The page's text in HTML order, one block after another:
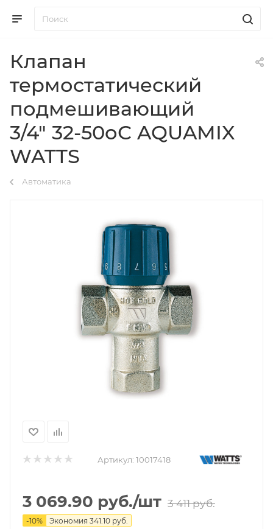
Клапан
термостатический
подмешивающий
3/4" 32-50оС AQUAMIX
WATTS
Автоматика
Артикул: 10017418
3 069.90 руб./шт 3 411руб.
-10% Экономия 341.10 руб.